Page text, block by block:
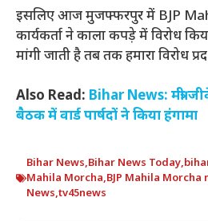
इसलिए आज मुजफ्फरपुर में BJP
कार्यकर्ता ने काला कपड़े में विरोध
मांगी जाती है तब तक हमारा विरोध
Also Read: Bihar News: मंत्री
बैठक में वार्ड पार्षदों ने किया हंगामा
Bihar News,Bihar News Today,
Mahila Morcha,BJP Mahila
News,tv45news